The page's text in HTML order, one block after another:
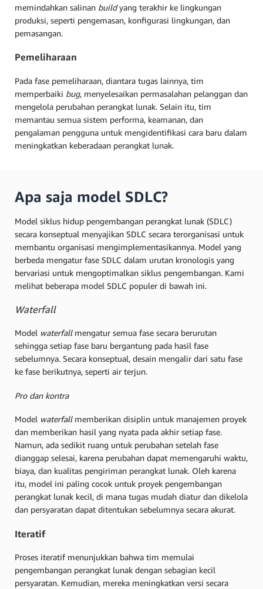
memindahkan salinan buildyang terakhir ke lingkungan
produksi, seperti pengemasan, konfigurasi lingkungan, dan
pemasangan.
Pemeliharaan
Pada fase pemeliharaan, diantara tugas lainnya, tim
memperbaiki bug, menyelesaikan permasalahan pelanggan dan
mengelola perubahan perangkat lunak. Selain itu, tim
memantau semua sistem performa, keamanan, dan
pengalaman pengguna untuk mengidentifikasi cara baru dalam
meningkatkan keberadaan perangkat lunak.
Apa saja model SDLC?
Model siklus hidup pengembangan perangkat lunak (SDLC)
secara konseptual menyajikan SDLC secara terorganisasi untuk
membantu organisasi mengimplementasikannya. Model yang
berbeda mengatur fase SDLC dalam urutan kronologis yang
bervariasi untuk mengoptimalkan siklus pengembangan. Kami
melihat beberapa model SDLC populer di bawah ini.
Waterfall
Model waterfallmengatur semua fase secara berurutan
sehingga setiap fase baru bergantung pada hasil fase
sebelumnya. Secara konseptual, desain mengalir dari satu fase
ke fase berikutnya, seperti air terjun.
Pro dan kontra
Model waterfallmemberikan disiplin untuk manajemen proyek
dan memberikan hasil yang nyata pada akhir setiap fase.
Namun, ada sedikit ruang untuk perubahan setelah fase
dianggap selesai, karena perubahan dapat memengaruhi waktu,
biaya, dan kualitas pengiriman perangkat lunak. Oleh karena
itu, model ini paling cocok untuk proyek pengembangan
perangkat lunak kecil, di mana tugas mudah diatur dan dikelola
dan persyaratan dapat ditentukan sebelumnya secara akurat.
Iteratif
Proses iteratif menunjukkan bahwa tim memulai
pengembangan perangkat lunak dengan sebagian kecil
persyaratan. Kemudian, mereka meningkatkan versi secara